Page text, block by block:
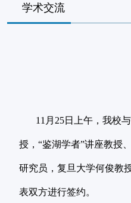
学术交流
11月25日上午，我校与
授，“鉴湖学者”讲座教授
研究员，复旦大学何俊教
表双方进行签约。